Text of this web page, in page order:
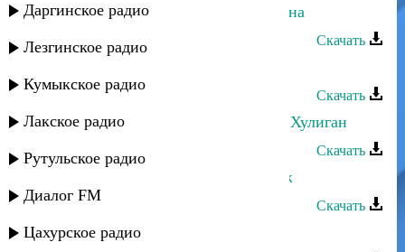
Даргинское радио
Лезгинское радио
Кумыкское радио
Лакское радио
Рутульское радио
Диалог FM
Цахурское радио
Султан Лагучев - Между нами война
Скачать
Скачать
Султан Лагучев, Ислам Итляшев - Хулиган
Скачать
Султан Лагучев - Дыгъэри къохьэж
Скачать
Султан Лагучев - Надылра